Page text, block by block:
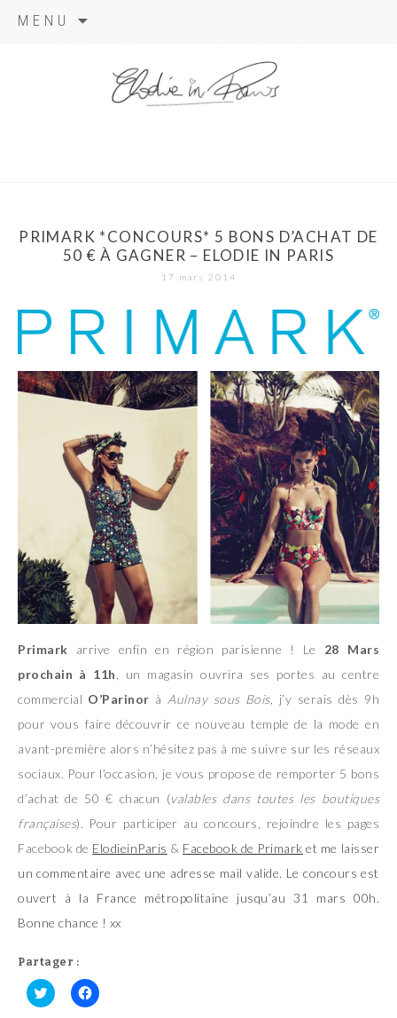
MENU
PRIMARK *CONCOURS* 5 BONS D’ACHAT DE
50 € À GAGNER – ELODIE IN PARIS
17 mars 2014
Primark arrive enfin en région parisienne ! Le 28 Mars
prochain à 11h
, un magasin ouvrira ses portes au centre
commercial O’Parinor à Aulnay sous Bois, j’y serais dès 9h
pour vous faire découvrir ce nouveau temple de la mode en
avant-première alors n’hésitez pas à me suivre sur les réseaux
sociaux. Pour l’occasion, je vous propose de remporter 5 bons
d’achat de 50 € chacun (valables dans toutes les boutiques
françaises). Pour participer au concours, rejoindre les pages
Facebook de ElodieinParis & Facebook de Primark et me laisser
un commentaire avec une adresse mail valide. Le concours est
ouvert à la France métropolitaine jusqu’au 31 mars 00h.
Bonne chance ! xx
Partager :
C C